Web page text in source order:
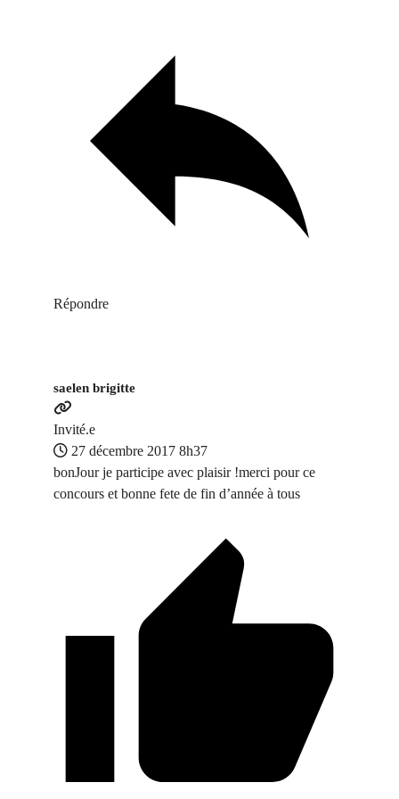
Répondre
saelen brigitte
Invité.e
27 décembre 2017 8h37
bonJour je participe avec plaisir !merci pour ce
concours et bonne fete de fin d’année à tous